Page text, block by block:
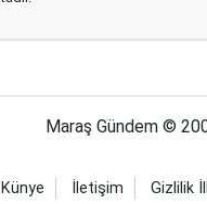
Maraş Gündem ©
Künye İletişim Gizlilik